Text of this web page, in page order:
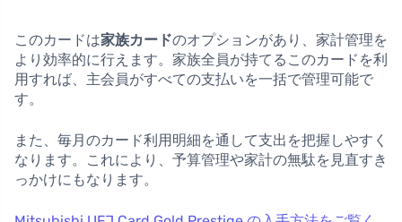
このカードは家族カードのオプションがあり、家計管理を
より効率的に行えます。家族全員が持てるこのカードを利
用すれば、主会員がすべての支払いを一括で管理可能で
す。
また、毎月のカード利用明細を通して支出を把握しやすく
なります。これにより、予算管理や家計の無駄を見直すき
っかけにもなります。